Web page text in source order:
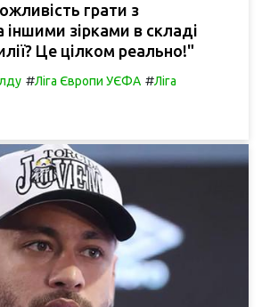
грати з
зірками в складі
Це цілком реально!"
#Ліга Європи УЄФА #Ліга